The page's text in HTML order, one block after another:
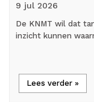
9 jul 2026
De KNMT wil dat
inzicht kunnen
Lees verder »